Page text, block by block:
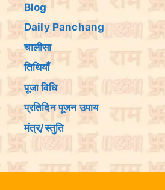
Blog
Daily Panchang
चालीसा
तिथियांँ
पूजा विधि
प्रतिदिन पूजन उपाय
मंत्र/स्तुति